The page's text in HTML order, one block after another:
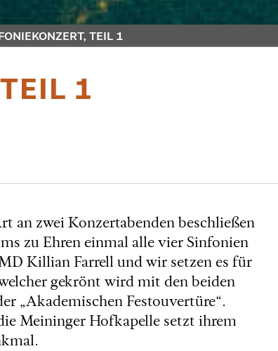
TEIL 1
1
an zwei Konzertabenden beschließen
zu Ehren einmal alle vier Sinfonien
Killian Farrell und wir setzen es für
gekrönt wird mit den beiden
„Akademischen Festouvertüre“.
Meininger Hofkapelle setzt ihrem